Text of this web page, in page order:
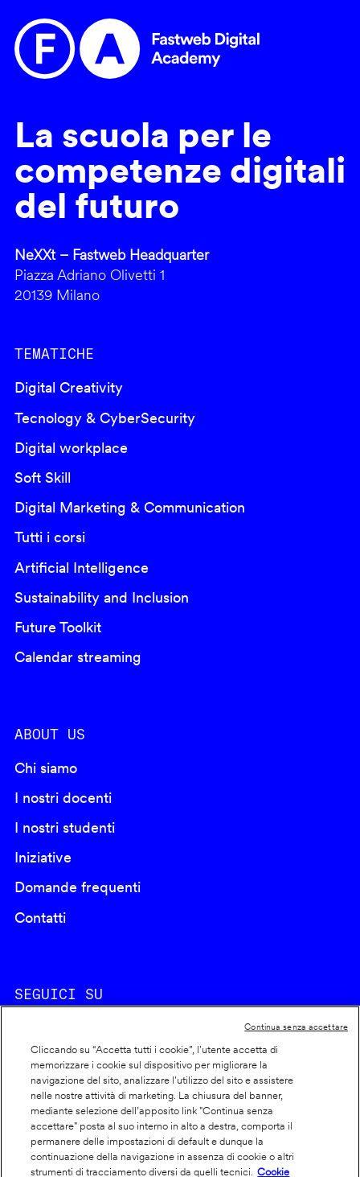
La scuola per le
competenze digitali
del futuro
NeXXt – Fastweb Headquarter
Piazza Adriano Olivetti 1
20139 Milano
TEMATICHE
Digital Creativity
Tecnology & CyberSecurity
Digital workplace
Soft Skill
Digital Marketing & Communication
Tutti i corsi
Artificial Intelligence
Sustainability and Inclusion
Future Toolkit
Calendar streaming
ABOUT US
Chi siamo
I nostri docenti
I nostri studenti
Iniziative
Domande frequenti
Contatti
SEGUICI SU
Footer
info
Cookie policy
Dichiarazione di accessibilità
Privacy
Cliccando su “Accetta tutti i cookie”, l'utente accetta di
memorizzare i cookie sul dispositivo per migliorare la
navigazione del sito, analizzare l'utilizzo del sito e assistere
nelle nostre attività di marketing. La chiusura del banner,
mediante selezione dell’apposito link "Continua senza
accettare" posta al suo interno in alto a destra, comporta il
permanere delle impostazioni di default e dunque la
continuazione della navigazione in assenza di cookie o altri
strumenti di tracciamento diversi da quelli tecnici.
Cookie
Continua senza accettare